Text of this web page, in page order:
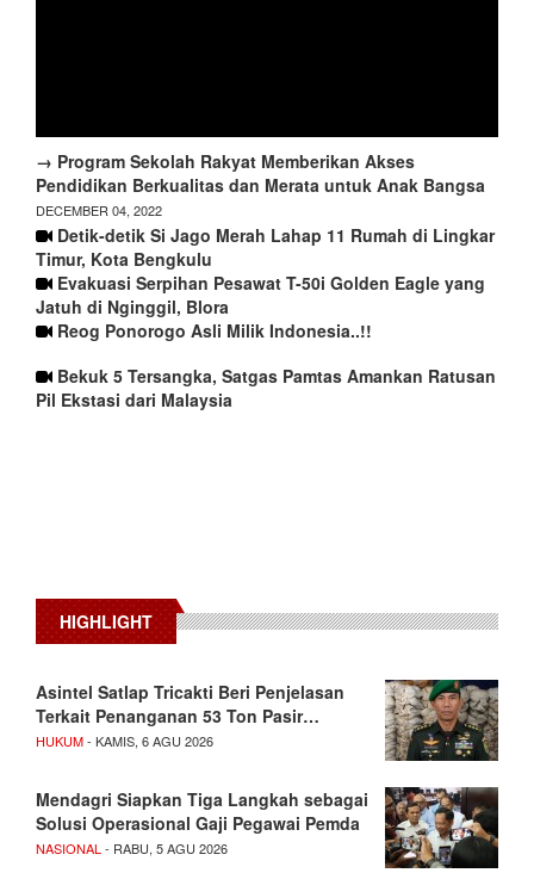
→ Program Sekolah Rakyat Memberikan Akses
Pendidikan Berkualitas dan Merata untuk Anak Bangsa
DECEMBER 04, 2022
Detik-detik Si Jago Merah Lahap 11 Rumah di Lingkar
Timur, Kota Bengkulu
Evakuasi Serpihan Pesawat T-50i Golden Eagle yang
Jatuh di Nginggil, Blora
Reog Ponorogo Asli Milik Indonesia..!!
Bekuk 5 Tersangka, Satgas Pamtas Amankan Ratusan
Pil Ekstasi dari Malaysia
HIGHLIGHT
Asintel Satlap Tricakti Beri Penjelasan
Terkait Penanganan 53 Ton Pasir…
HUKUM- KAMIS, 6 AGU 2026
Mendagri Siapkan Tiga Langkah sebagai
Solusi Operasional Gaji Pegawai Pemda
NASIONAL - RABU, 5 AGU 2026